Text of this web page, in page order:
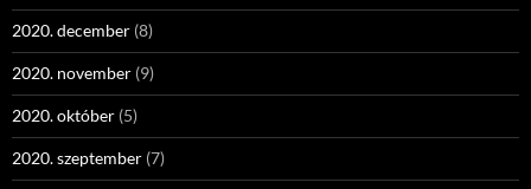
2020. december (8)
2020. november (9)
2020. október (5)
2020. szeptember (7)